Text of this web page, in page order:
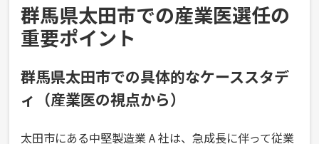
群馬県太田市での産業医選任の
重要ポイント
群馬県太田市での具体的なケーススタデ
ィ（産業医の視点から）
太田市にある中堅製造業 A 社は、急成長に伴って従業